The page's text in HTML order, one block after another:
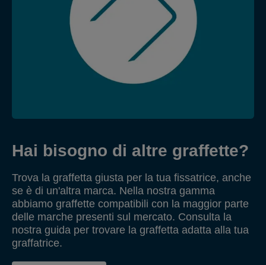
Hai bisogno di altre graffette?
Trova la graffetta giusta per la tua fissatrice, anche
se è di un'altra marca. Nella nostra gamma
abbiamo graffette compatibili con la maggior parte
delle marche presenti sul mercato. Consulta la
nostra guida per trovare la graffetta adatta alla tua
graffatrice.